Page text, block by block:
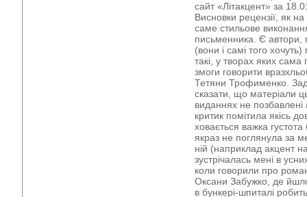
сайт «Літакцент» за
Висновки рецензії, як
саме стильове
письменника. Є автори,
(вони і самі того
такі, у творах яких
змоги говорити
Тетяни Трофименко.
сказати, що матеріали
виданнях не
критик помітила якісь
ховається важка
якраз не поглянула за
ній (наприклад акцент
зустрічалась мені в
коли говорили про
Оксани Забужко, де
в бункері-шпиталі